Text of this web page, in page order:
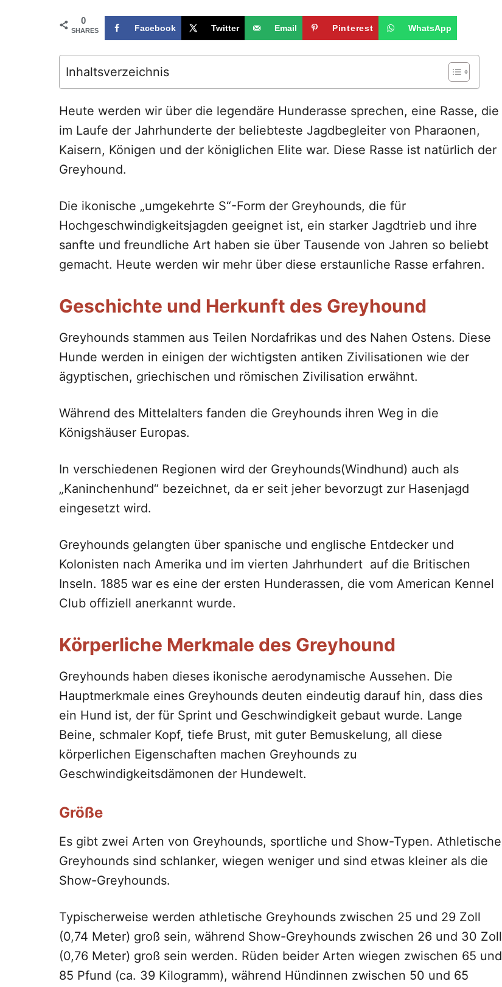
0
SHARES Facebook Twitter Email Pinterest WhatsApp
Inhaltsverzeichnis
Heute werden wir über die legendäre Hunderasse sprechen, eine Rasse, die
im Laufe der Jahrhunderte der beliebteste Jagdbegleiter von Pharaonen,
Kaisern, Königen und der königlichen Elite war. Diese Rasse ist natürlich der
Greyhound.
Die ikonische „umgekehrte S“-Form der Greyhounds, die für
Hochgeschwindigkeitsjagden geeignet ist, ein starker Jagdtrieb und ihre
sanfte und freundliche Art haben sie über Tausende von Jahren so beliebt
gemacht. Heute werden wir mehr über diese erstaunliche Rasse erfahren.
Geschichte und Herkunft des Greyhound
Greyhounds stammen aus Teilen Nordafrikas und des Nahen Ostens. Diese
Hunde werden in einigen der wichtigsten antiken Zivilisationen wie der
ägyptischen, griechischen und römischen Zivilisation erwähnt.
Während des Mittelalters fanden die Greyhounds ihren Weg in die
Königshäuser Europas.
In verschiedenen Regionen wird der Greyhounds(Windhund) auch als
„Kaninchenhund“ bezeichnet, da er seit jeher bevorzugt zur Hasenjagd
eingesetzt wird.
Greyhounds gelangten über spanische und englische Entdecker und
Kolonisten nach Amerika und im vierten Jahrhundert auf die Britischen
Inseln. 1885 war es eine der ersten Hunderassen, die vom American Kennel
Club offiziell anerkannt wurde.
Körperliche Merkmale des Greyhound
Greyhounds haben dieses ikonische aerodynamische Aussehen. Die
Hauptmerkmale eines Greyhounds deuten eindeutig darauf hin, dass dies
ein Hund ist, der für Sprint und Geschwindigkeit gebaut wurde. Lange
Beine, schmaler Kopf, tiefe Brust, mit guter Bemuskelung, all diese
körperlichen Eigenschaften machen Greyhounds zu
Geschwindigkeitsdämonen der Hundewelt.
Größe
Es gibt zwei Arten von Greyhounds, sportliche und Show-Typen. Athletische
Greyhounds sind schlanker, wiegen weniger und sind etwas kleiner als die
Show-Greyhounds.
Typischerweise werden athletische Greyhounds zwischen 25 und 29 Zoll
(0,74 Meter) groß sein, während Show-Greyhounds zwischen 26 und 30 Zoll
(0,76 Meter) groß sein werden. Rüden beider Arten wiegen zwischen 65 und
85 Pfund (ca. 39 Kilogramm), während Hündinnen zwischen 50 und 65